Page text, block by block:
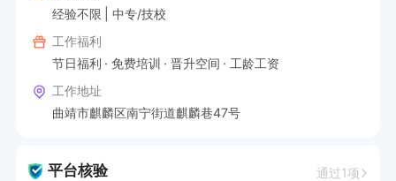
经验不限
中专/技校
工作福利
节日福利
免费培训 晋升空间
工龄工资
工作地址
曲靖市麒麟区南宁街道麒麟巷47号
平台核验 通过1项